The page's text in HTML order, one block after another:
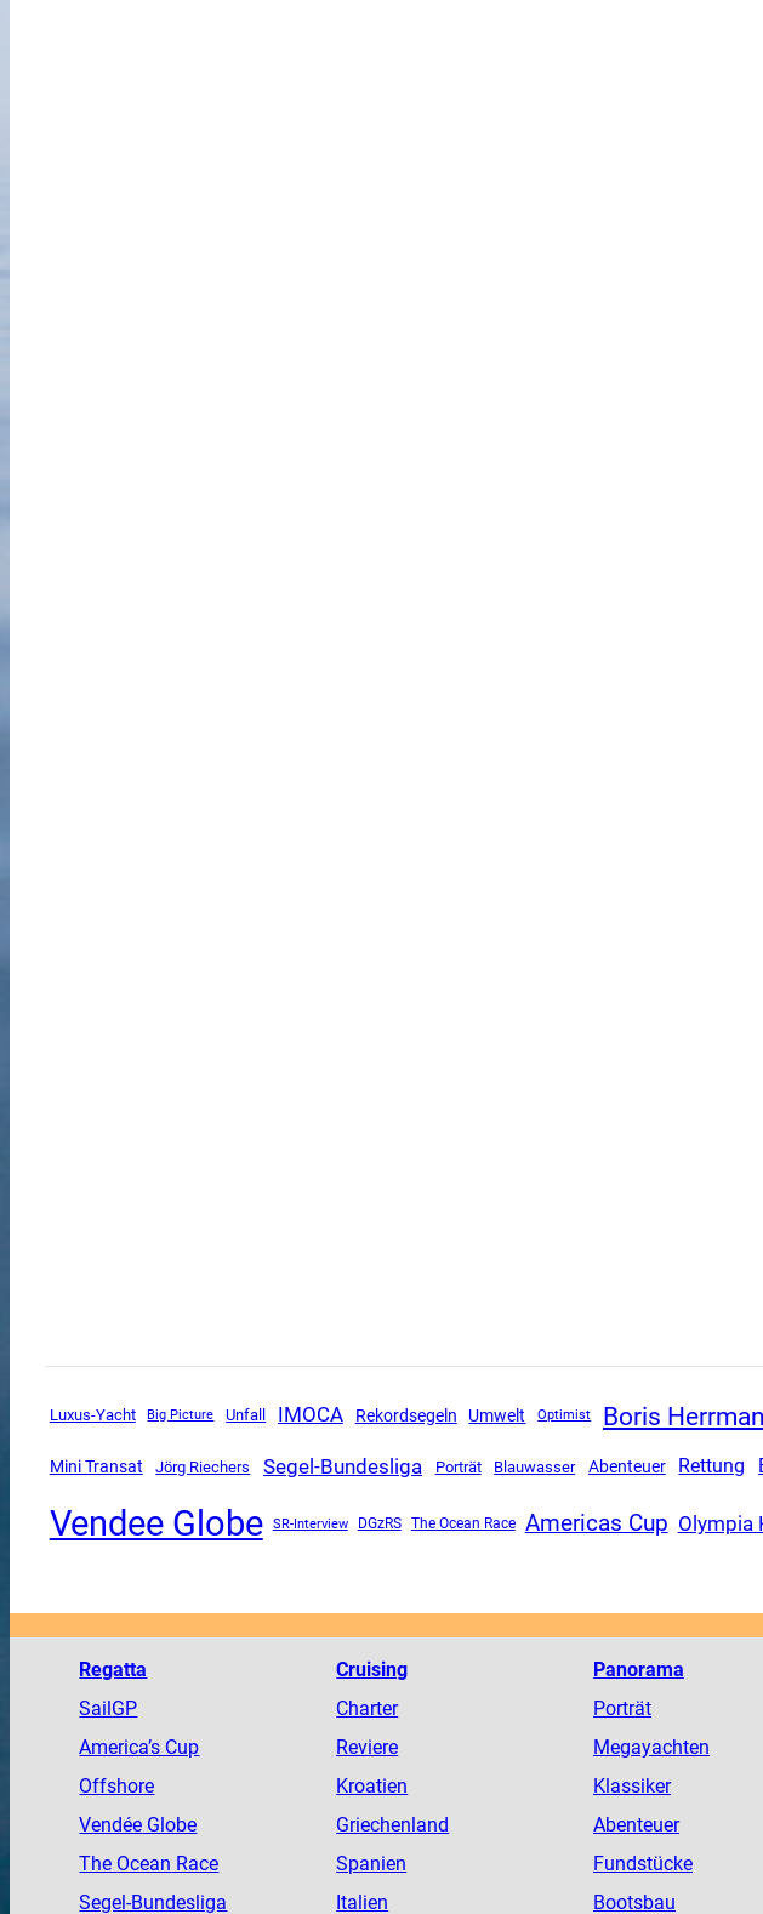
Luxus-Yacht Big Picture Unfall IMOCA Rekordsegeln Umwelt Optimist Boris
Mini Transat Jörg Riechers Segel-Bundesliga Porträt Blauwasser Abenteuer Rettung
Vendee Globe SR-Interview DGzRS The Ocean Race Americas Cup Olympia
Regatta
SailGP
America’s Cup
Offshore
Vendée Globe
The Ocean Race
Segel-Bundesliga
Cruising
Charter
Reviere
Kroatien
Griechenland
Spanien
Italien
Panorama
Porträt
Megayachten
Klassiker
Abenteuer
Fundstücke
Bootsbau